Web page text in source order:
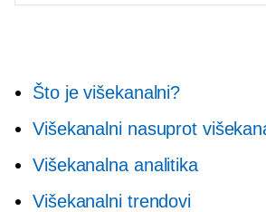
Što je višekanalni?
Višekanalni nasuprot
Višekanalna analitika
Višekanalni trendovi